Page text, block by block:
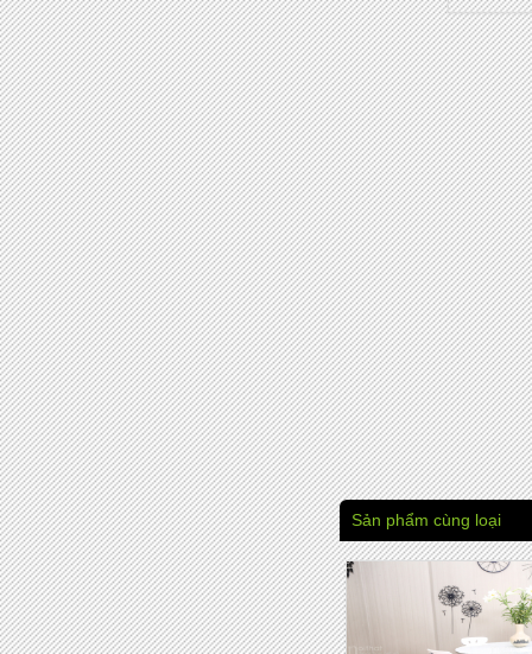
Sản phẩm cùng loại